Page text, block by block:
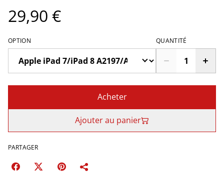
29,90 €
OPTION QUANTITÉ
Acheter
Ajouter au panier
PARTAGER